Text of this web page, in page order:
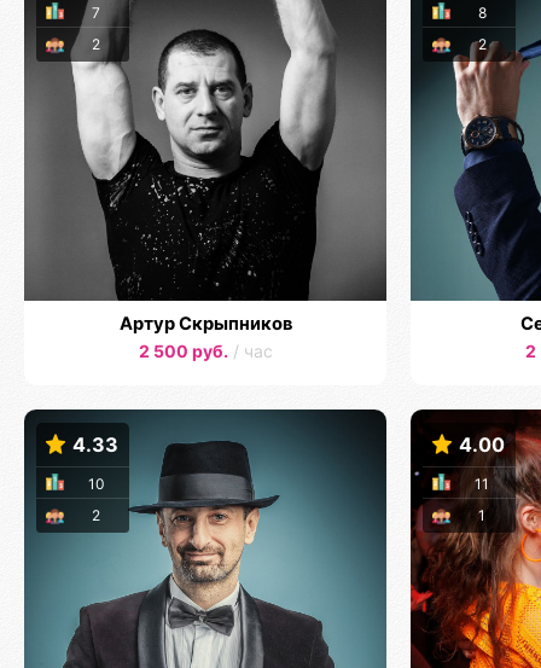
2
7
Артур Скрыпников
2 500 руб. / час
2
8
2
4.33
2
10
4.00
1
11